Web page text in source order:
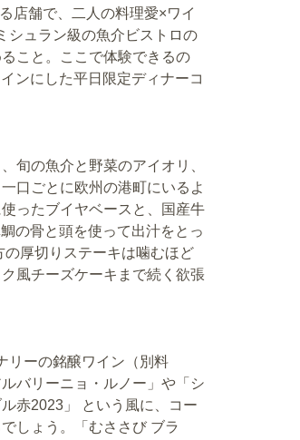
店舗で、二人の料理愛×ワイ
シュラン級の魚介ビストロの
こと。ここで体験できるの
ンにした平日限定ディナーコ
旬の魚介と野菜のアイオリ、
口ごとに欧州の港町にいるよ
ったブイヤベースと、国産牛
の骨と頭を使って出汁をとっ
厚切りステーキは噛むほど
風チーズケーキまで続く欲張
リーの銘醸ワイン（別料
バリーニョ・ルノー」や「シ
赤2023」 という風に、コー
しょう。「むささび ブラ